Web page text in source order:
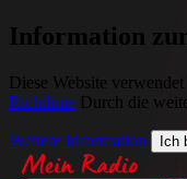
Information
Diese Website
Richtlinie Durch die
Weitere Information Ich